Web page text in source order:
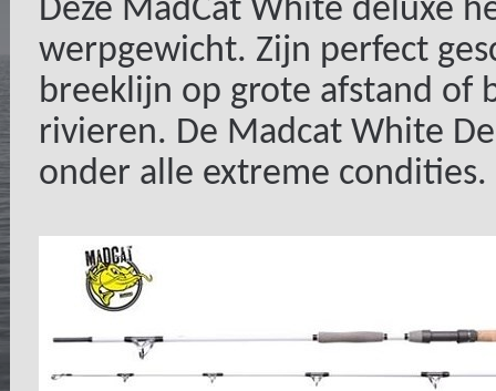
Deze MadCat White deluxe
werpgewicht. Zijn perfect
breeklijn op grote afstand of
rivieren. De Madcat White
onder alle extreme condities.